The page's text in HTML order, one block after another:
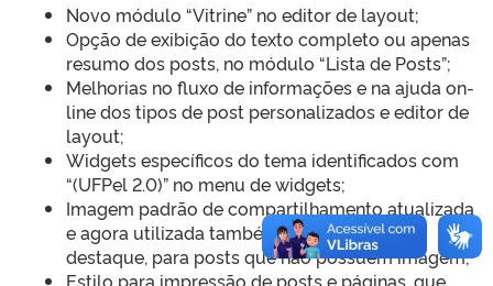
Novo módulo “Vitrine” no editor de layout;
Opção de exibição do texto completo ou apenas
resumo dos posts, no módulo “Lista de Posts”;
Melhorias no fluxo de informações e na ajuda on-
line dos tipos de post personalizados e editor de
layout;
Widgets específicos do tema identificados com
“(UFPel 2.0)” no menu de widgets;
Imagem padrão de compartilhamento atualizada
e agora utilizada também nos módulos de
destaque, para posts que não possuem imagem;
Estilo para impressão de posts e páginas, que